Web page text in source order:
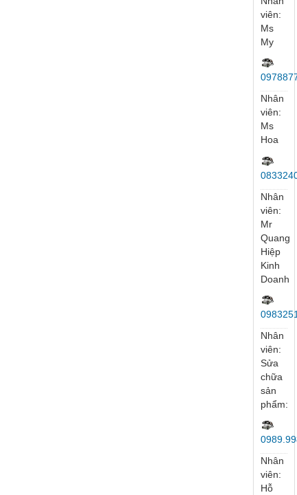
viên:
Mr
Đức
Nhân
viên:
Mr
Ngọc
Nhân
viên:
Mr
Tuý
viên:
Ms
Vân
Anh
Nhân
viên:
Ms
My